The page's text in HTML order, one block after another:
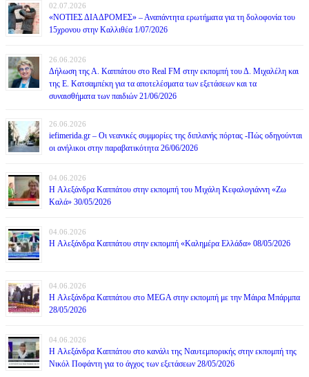
02.07.2026
«ΝΟΤΙΕΣ ΔΙΑΔΡΟΜΕΣ» – Αναπάντητα ερωτήματα για τη δολοφονία του
15χρονου στην Καλλιθέα 1/07/2026
26.06.2026
Δήλωση της Α. Καππάτου στο Real FM στην εκπομπή του Δ. Μιχαλέλη και
της Ε. Κατσαμπέκη για τα αποτελέσματα των εξετάσεων και τα
συναισθήματα των παιδιών 21/06/2026
26.06.2026
iefimerida.gr – Οι νεανικές συμμορίες της διπλανής πόρτας -Πώς οδηγούνται
οι ανήλικοι στην παραβατικότητα 26/06/2026
04.06.2026
H Αλεξάνδρα Καππάτου στην εκπομπή του Μιχάλη Κεφαλογιάννη «Ζω
Καλά» 30/05/2026
04.06.2026
H Αλεξάνδρα Καππάτου στην εκπομπή «Καλημέρα Ελλάδα» 08/05/2026
04.06.2026
H Αλεξάνδρα Καππάτου στο MEGA στην εκπομπή με την Μάιρα Mπάρμπα
28/05/2026
04.06.2026
H Αλεξάνδρα Καππάτου στο κανάλι της Ναυτεμπορικής στην εκπομπή της
Νικόλ Ποφάντη για το άγχος των εξετάσεων 28/05/2026